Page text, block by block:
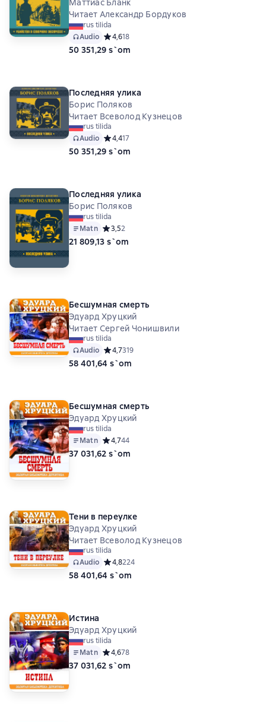
Маттиас Бланк
Читает Александр Бордуков
rus tilida
Audio Средний рейтинг 4,6 на основе 18 оценок
4,618
50 351,29 s`om
Последняя улика
Борис Поляков
Читает Всеволод Кузнецов
rus tilida
Audio Средний рейтинг 4,4 на основе 17 оценок
4,417
50 351,29 s`om
Последняя улика
Борис Поляков
rus tilida
Matn Средний рейтинг 3,5 на основе 2 оценок
3,52
21 809,13 s`om
Бесшумная смерть
Эдуард Хруцкий
Читает Сергей Чонишвили
rus tilida
Audio Средний рейтинг 4,7 на основе 319 оценок
4,7319
58 401,64 s`om
Бесшумная смерть
Эдуард Хруцкий
rus tilida
Matn Средний рейтинг 4,7 на основе 44 оценок
4,744
37 031,62 s`om
Тени в переулке
Эдуард Хруцкий
Читает Всеволод Кузнецов
rus tilida
Audio Средний рейтинг 4,8 на основе 224 оценок
4,8224
58 401,64 s`om
Истина
Эдуард Хруцкий
rus tilida
Matn Средний рейтинг 4,6 на основе 78 оценок
4,678
37 031,62 s`om